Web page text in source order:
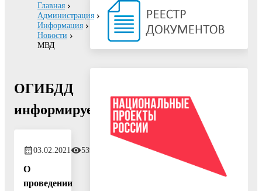
Главная
Администрация
Информация
Новости
МВД
ОГИБДД
информирует
03.02.2021 539
О
проведении